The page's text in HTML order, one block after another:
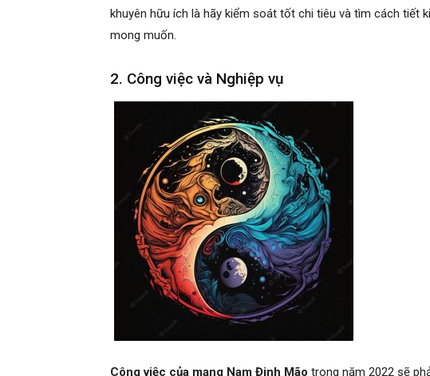
khuyên hữu ích là hãy kiểm soát tốt chi tiêu và tìm cách tiết
mong muốn.
2. Công việc và Nghiệp vụ
Công việc của mạng Nam Đinh Mão trong năm 2022 sẽ